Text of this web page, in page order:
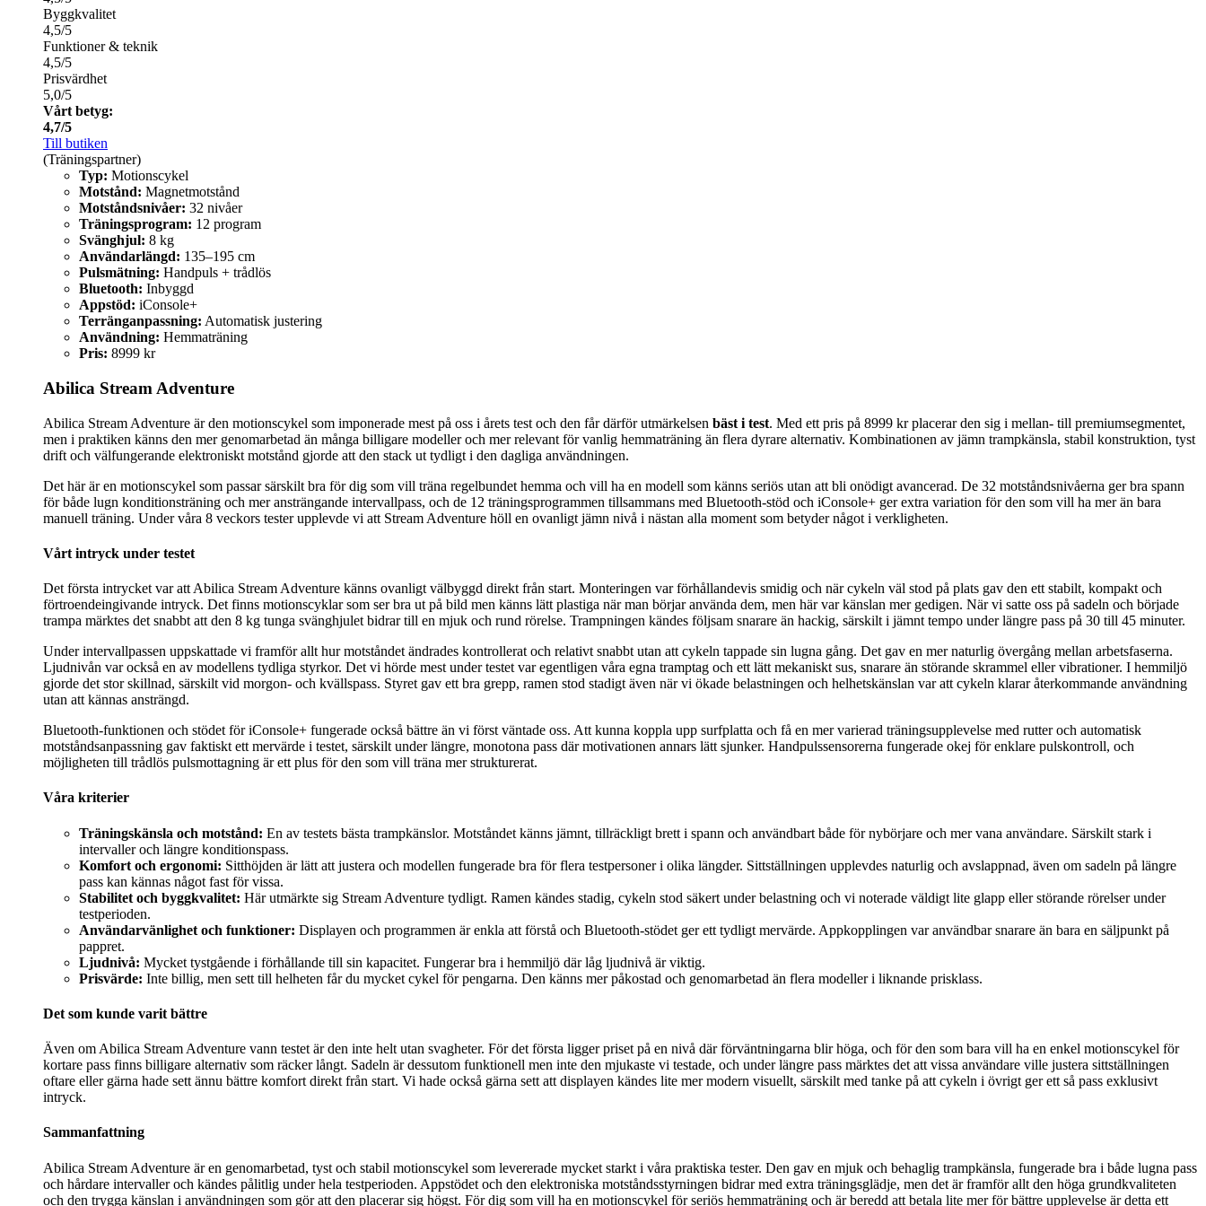
Byggkvalitet
4,5/5
Funktioner & teknik
4,5/5
Prisvärdhet
5,0/5
Vårt betyg:
4,7/5
Till butiken
(Träningspartner)
Typ: Motionscykel
Motstånd: Magnetmotstånd
Motståndsnivåer: 32 nivåer
Träningsprogram: 12 program
Svänghjul: 8 kg
Användarlängd: 135–195 cm
Pulsmätning: Handpuls + trådlös
Bluetooth: Inbyggd
Appstöd: iConsole+
Terränganpassning: Automatisk justering
Användning: Hemmaträning
Pris: 8999 kr
Abilica Stream Adventure
Abilica Stream Adventure är den motionscykel som imponerade mest på oss i årets test och den får därför utmärkelsen bäst i test. Med ett pris på 8999 kr placerar den sig i mellan- till premiumsegmentet,
men i praktiken känns den mer genomarbetad än många billigare modeller och mer relevant för vanlig hemmaträning än flera dyrare alternativ. Kombinationen av jämn trampkänsla, stabil konstruktion, tyst
drift och välfungerande elektroniskt motstånd gjorde att den stack ut tydligt i den dagliga användningen.
Det här är en motionscykel som passar särskilt bra för dig som vill träna regelbundet hemma och vill ha en modell som känns seriös utan att bli onödigt avancerad. De 32 motståndsnivåerna ger bra spann
för både lugn konditionsträning och mer ansträngande intervallpass, och de 12 träningsprogrammen tillsammans med Bluetooth-stöd och iConsole+ ger extra variation för den som vill ha mer än bara
manuell träning. Under våra 8 veckors tester upplevde vi att Stream Adventure höll en ovanligt jämn nivå i nästan alla moment som betyder något i verkligheten.
Vårt intryck under testet
Det första intrycket var att Abilica Stream Adventure känns ovanligt välbyggd direkt från start. Monteringen var förhållandevis smidig och när cykeln väl stod på plats gav den ett stabilt, kompakt och
förtroendeingivande intryck. Det finns motionscyklar som ser bra ut på bild men känns lätt plastiga när man börjar använda dem, men här var känslan mer gedigen. När vi satte oss på sadeln och började
trampa märktes det snabbt att den 8 kg tunga svänghjulet bidrar till en mjuk och rund rörelse. Trampningen kändes följsam snarare än hackig, särskilt i jämnt tempo under längre pass på 30 till 45 minuter.
Under intervallpassen uppskattade vi framför allt hur motståndet ändrades kontrollerat och relativt snabbt utan att cykeln tappade sin lugna gång. Det gav en mer naturlig övergång mellan arbetsfaserna.
Ljudnivån var också en av modellens tydliga styrkor. Det vi hörde mest under testet var egentligen våra egna tramptag och ett lätt mekaniskt sus, snarare än störande skrammel eller vibrationer. I hemmiljö
gjorde det stor skillnad, särskilt vid morgon- och kvällspass. Styret gav ett bra grepp, ramen stod stadigt även när vi ökade belastningen och helhetskänslan var att cykeln klarar återkommande användning
utan att kännas ansträngd.
Bluetooth-funktionen och stödet för iConsole+ fungerade också bättre än vi först väntade oss. Att kunna koppla upp surfplatta och få en mer varierad träningsupplevelse med rutter och automatisk
motståndsanpassning gav faktiskt ett mervärde i testet, särskilt under längre, monotona pass där motivationen annars lätt sjunker. Handpulssensorerna fungerade okej för enklare pulskontroll, och
möjligheten till trådlös pulsmottagning är ett plus för den som vill träna mer strukturerat.
Våra kriterier
Träningskänsla och motstånd: En av testets bästa trampkänslor. Motståndet känns jämnt, tillräckligt brett i spann och användbart både för nybörjare och mer vana användare. Särskilt stark i
intervaller och längre konditionspass.
Komfort och ergonomi: Sitthöjden är lätt att justera och modellen fungerade bra för flera testpersoner i olika längder. Sittställningen upplevdes naturlig och avslappnad, även om sadeln på längre
pass kan kännas något fast för vissa.
Stabilitet och byggkvalitet: Här utmärkte sig Stream Adventure tydligt. Ramen kändes stadig, cykeln stod säkert under belastning och vi noterade väldigt lite glapp eller störande rörelser under
testperioden.
Användarvänlighet och funktioner: Displayen och programmen är enkla att förstå och Bluetooth-stödet ger ett tydligt mervärde. Appkopplingen var användbar snarare än bara en säljpunkt på
pappret.
Ljudnivå: Mycket tystgående i förhållande till sin kapacitet. Fungerar bra i hemmiljö där låg ljudnivå är viktig.
Prisvärde: Inte billig, men sett till helheten får du mycket cykel för pengarna. Den känns mer påkostad och genomarbetad än flera modeller i liknande prisklass.
Det som kunde varit bättre
Även om Abilica Stream Adventure vann testet är den inte helt utan svagheter. För det första ligger priset på en nivå där förväntningarna blir höga, och för den som bara vill ha en enkel motionscykel för
kortare pass finns billigare alternativ som räcker långt. Sadeln är dessutom funktionell men inte den mjukaste vi testade, och under längre pass märktes det att vissa användare ville justera sittställningen
oftare eller gärna hade sett ännu bättre komfort direkt från start. Vi hade också gärna sett att displayen kändes lite mer modern visuellt, särskilt med tanke på att cykeln i övrigt ger ett så pass exklusivt
intryck.
Sammanfattning
Abilica Stream Adventure är en genomarbetad, tyst och stabil motionscykel som levererade mycket starkt i våra praktiska tester. Den gav en mjuk och behaglig trampkänsla, fungerade bra i både lugna pass
och hårdare intervaller och kändes pålitlig under hela testperioden. Appstödet och den elektroniska motståndsstyrningen bidrar med extra träningsglädje, men det är framför allt den höga grundkvaliteten
och den trygga känslan i användningen som gör att den placerar sig högst. För dig som vill ha en motionscykel för seriös hemmaträning och är beredd att betala lite mer för bättre upplevelse är detta ett